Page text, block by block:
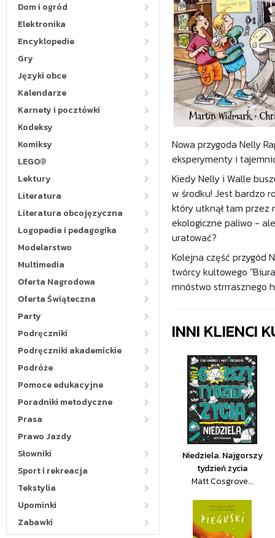
Dom i ogród
Elektronika
Encyklopedie
Gry
Języki obce
Kalendarze
Karnety i pocztówki
Kodeksy
Komiksy
LEGO®
Lektury
Literatura
Literatura obcojęzyczna
Logopedia i pedagogika
Modelarstwo
Multimedia
Oferta Nagrodowa
Oferta Świąteczna
Party
Podręczniki
Podręczniki akademickie
Podróże
Pomoce edukacyjne
Poradniki metodyczne
Prasa
Prawo Jazdy
Słowniki
Sport i rekreacja
Tekstylia
Upominki
Zabawki
Nowa przygoda Nelly
eksperymenty i
Kiedy Nelly i Walle
w środku! Jest bardzo
który utknął tam przez
ekologiczne paliwo -
uratować?
Kolejna część przygód
twórcy kultowego
mnóstwo strrrasznego
INNI KLIENCI
Niedziela. Najgorszy
tydzień życia
Matt Cosgrove...